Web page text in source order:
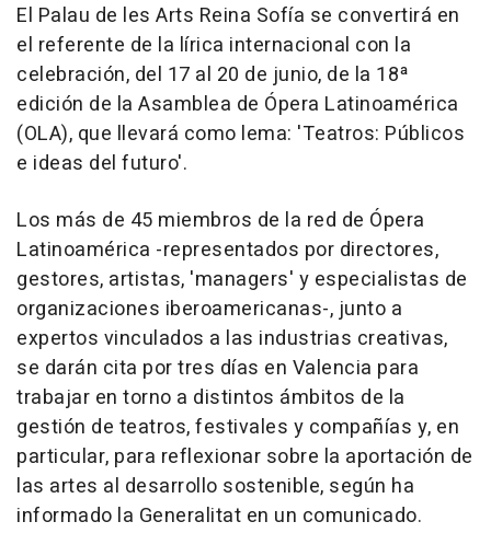
El Palau de les Arts Reina Sofía se convertirá en
el referente de la lírica internacional con la
celebración, del 17 al 20 de junio, de la 18ª
edición de la Asamblea de Ópera Latinoamérica
(OLA), que llevará como lema: 'Teatros: Públicos
e ideas del futuro'.
Los más de 45 miembros de la red de Ópera
Latinoamérica -representados por directores,
gestores, artistas, 'managers' y especialistas de
organizaciones iberoamericanas-, junto a
expertos vinculados a las industrias creativas,
se darán cita por tres días en Valencia para
trabajar en torno a distintos ámbitos de la
gestión de teatros, festivales y compañías y, en
particular, para reflexionar sobre la aportación de
las artes al desarrollo sostenible, según ha
informado la Generalitat en un comunicado.